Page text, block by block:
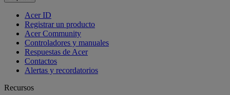
Acer ID
Registrar un producto
Acer Community
Controladores y manuales
Respuestas de Acer
Contactos
Alertas y recordatorios
Recursos